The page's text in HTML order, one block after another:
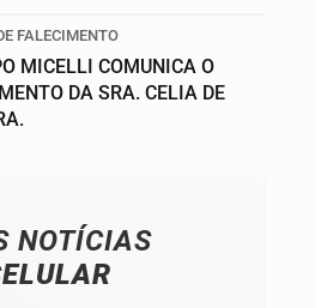
FALECIMENTO
MICELLI COMUNICA O
DA SRA. CELIA DE
NOTÍCIAS